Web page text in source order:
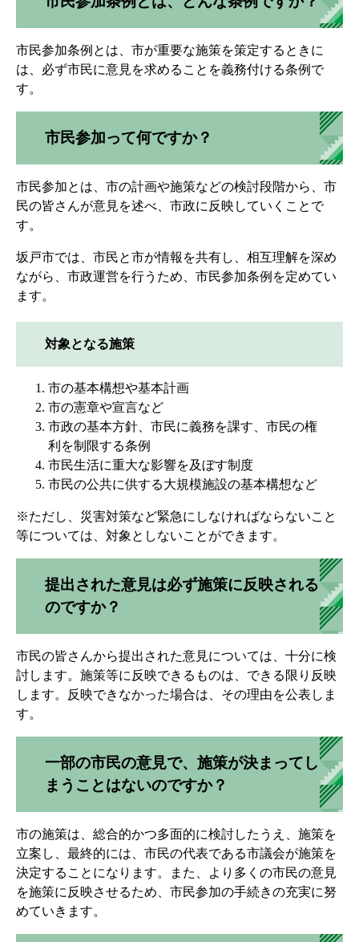
市民参加条例とは、市が重要な施策を策定するときに
は、必ず市民に意見を求めることを義務付ける条例で
す。
市民参加って何ですか？
市民参加とは、市の計画や施策などの検討段階から、市
民の皆さんが意見を述べ、市政に反映していくことで
す。
坂戸市では、市民と市が情報を共有し、相互理解を深め
ながら、市政運営を行うため、市民参加条例を定めてい
ます。
対象となる施策
市の基本構想や基本計画
市の憲章や宣言など
市政の基本方針、市民に義務を課す、市民の権
利を制限する条例
市民生活に重大な影響を及ぼす制度
市民の公共に供する大規模施設の基本構想など
※ただし、災害対策など緊急にしなければならないこと
等については、対象としないことができます。
提出された意見は必ず施策に反映される
のですか？
市民の皆さんから提出された意見については、十分に検
討します。施策等に反映できるものは、できる限り反映
します。反映できなかった場合は、その理由を公表しま
す。
一部の市民の意見で、施策が決まってし
まうことはないのですか？
市の施策は、総合的かつ多面的に検討したうえ、施策を
立案し、最終的には、市民の代表である市議会が施策を
決定することになります。また、より多くの市民の意見
を施策に反映させるため、市民参加の手続きの充実に努
めていきます。